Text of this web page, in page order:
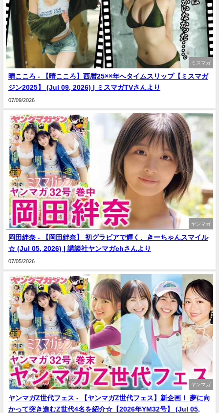
ミスマガ
晴こころ - 【晴こころ】西暦25××年へタイムスリップ【ミスマガ
ジン2025】 (Jul 09, 2026) | ミスマガTVさんより
07/09/2026
ヤンマガ
岡田絆奈 - 【岡田絆奈】 初グラビアで輝く、きーちゃんスマイル
☆ (Jul 05, 2026) | 講談社ヤンマガchさんより
07/05/2026
ヤンマガ
ヤンマガZ世代フェス - 【ヤンマガZ世代フェス】新企画！ 夢に向
かって突き進むZ世代4名を紹介☆【2026年YM32号】 (Jul 05,